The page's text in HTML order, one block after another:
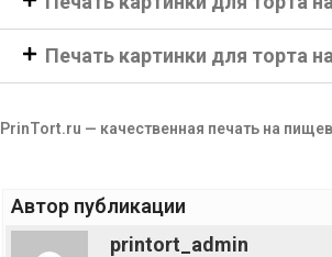
Печать картинки для торта
PrinTort.ru — качественная печать на
Автор публикации
printort_admin